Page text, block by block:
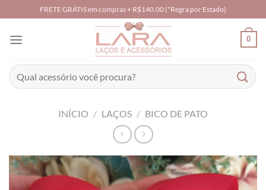
to
content
FRETE GRÁTIS em compras + R$140,00 (*Regra por Estado)
0
Pesquisar
por:
INÍCIO / LAÇOS / BICO DE PATO